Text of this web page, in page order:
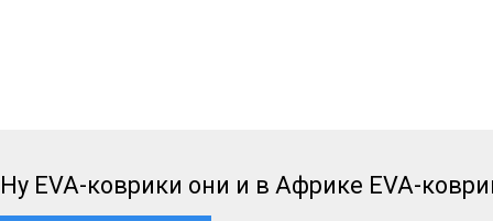
Ну EVA-коврики они и в Африке EVA-